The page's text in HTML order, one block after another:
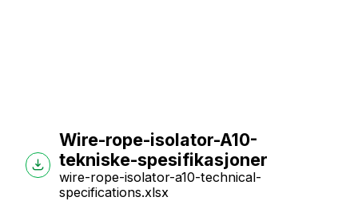
Wire-rope-isolator-A10-
tekniske-spesifikasjoner
wire-rope-isolator-a10-technical-
specifications.xlsx